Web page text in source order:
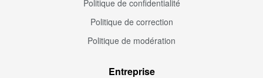
Politique de confidentialité
Politique de correction
Politique de modération
Entreprise